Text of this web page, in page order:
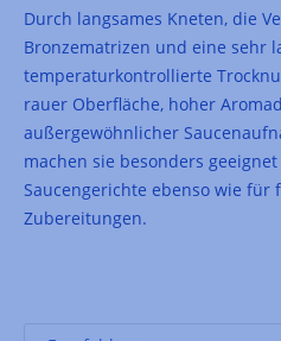
Durch langsames Kneten, die
Bronzematrizen und eine sehr
temperaturkontrollierte
rauer Oberfläche, hoher
außergewöhnlicher
machen sie besonders
Saucengerichte ebenso wie für
Zubereitungen.